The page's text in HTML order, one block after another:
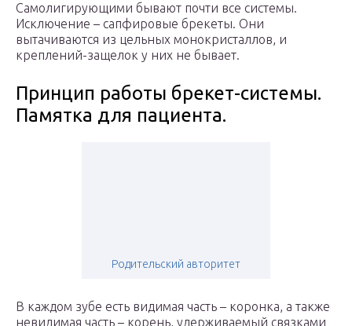
Самолигирующими бывают почти все системы.
Исключение – сапфировые брекеты. Они
вытачиваются из цельных монокристаллов, и
креплений-защелок у них не бывает.
Принцип работы брекет-системы.
Памятка для пациента.
Родительский авторитет
В каждом зубе есть видимая часть – коронка, а также
невидимая часть – корень, удерживаемый связками